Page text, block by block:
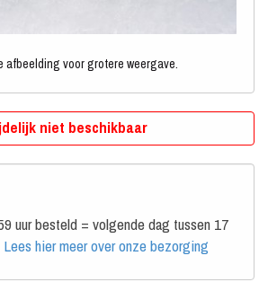
afbeelding voor grotere weergave.
niet beschikbaar
uur besteld = volgende dag tussen 17
Lees hier meer over onze bezorging